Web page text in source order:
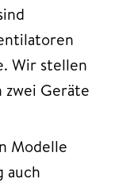
Wir stellen
Geräte
Modelle
auch